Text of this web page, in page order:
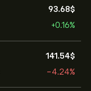
93.68‎$‎
+0.16%
141.54‎$‎
-4.24%